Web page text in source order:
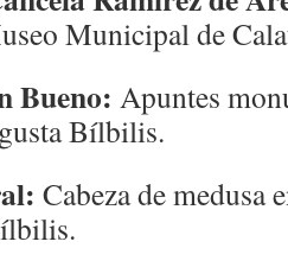
Municipal de
Bueno: Apuntes
Bílbilis.
Cabeza de medusa